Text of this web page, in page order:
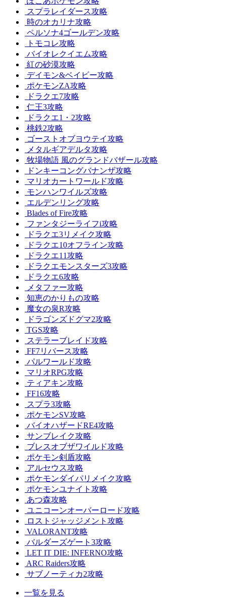
スプラレイダース攻略
時のオカリナ攻略
ペルソナ4ゴールデン攻略
トモコレ攻略
バイオレクイエム攻略
紅の砂漠攻略
デイモン&ベイビー攻略
ポケモンZA攻略
ドラクエ7攻略
仁王3攻略
ドラクエ1・2攻略
桃鉄2攻略
ゴーストオブヨウテイ攻略
メタルギアデルタ攻略
牧場物語 風のグランドバザール攻略
ドンキーコングバナンザ攻略
マリオカートワールド攻略
モンハンワイルズ攻略
エルデンリング攻略
Blades of Fire攻略
ファンタジーライフi攻略
ドラクエ3リメイク攻略
ドラクエ10オフライン攻略
ドラクエ11攻略
ドラクエモンスターズ3攻略
ドラクエ6攻略
メタファー攻略
知恵のかりもの攻略
魔女の泉R攻略
ドラゴンズドグマ2攻略
TGS攻略
ステラーブレイド攻略
FF7リバース攻略
パルワールド攻略
マリオRPG攻略
ティアキン攻略
FF16攻略
スプラ3攻略
ポケモンSV攻略
バイオハザードRE4攻略
サンブレイク攻略
ブレスオブザワイルド攻略
ポケモン剣盾攻略
アルセウス攻略
ポケモンダイパリメイク攻略
ポケモンユナイト攻略
あつ森攻略
ユニコーンオーバーロード攻略
ロストジャッジメント攻略
VALORANT攻略
バルダーズゲート3攻略
LET IT DIE: INFERNO攻略
ARC Raiders攻略
サブノーティカ2攻略
一覧を見る